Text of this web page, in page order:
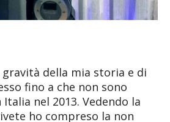
della mia storia e di
fino a che non sono
nel 2013. Vedendo la
ho compreso la non